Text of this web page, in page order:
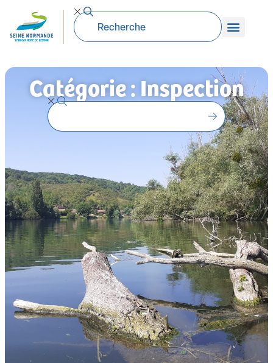
Catégorie : Inspection